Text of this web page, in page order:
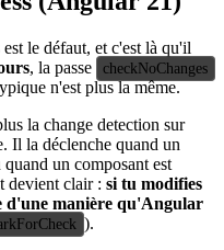
le défaut, et c'est là qu'il
, la passe checkNoChanges
n'est plus la même.
la change detection sur
Il la déclenche quand un
un composant est
devient clair : si tu modifies
d'une manière qu'Angular
).